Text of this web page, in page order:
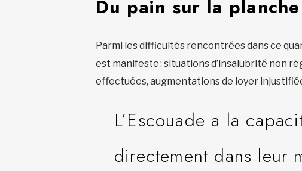
Du pain sur la planche
Parmi les difficultés rencontrées dans ce
est manifeste : situations d’insalubrité non
effectuées, augmentations de loyer
L’Escouade a la
directement dans leur